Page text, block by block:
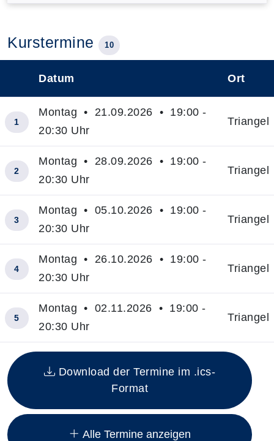
Kurstermine 10
Insgesamt gibt es 10 Termine zum diesen Kurs
Datum Ort
1
Montag • 21.09.2026 • 19:00 -
20:30 Uhr
Triangel
2
Montag • 28.09.2026 • 19:00 -
20:30 Uhr
Triangel
3
Montag • 05.10.2026 • 19:00 -
20:30 Uhr
Triangel
4
Montag • 26.10.2026 • 19:00 -
20:30 Uhr
Triangel
5
Montag • 02.11.2026 • 19:00 -
20:30 Uhr
Triangel
Download der Termine im .ics-
Format
Alle Termine anzeigen